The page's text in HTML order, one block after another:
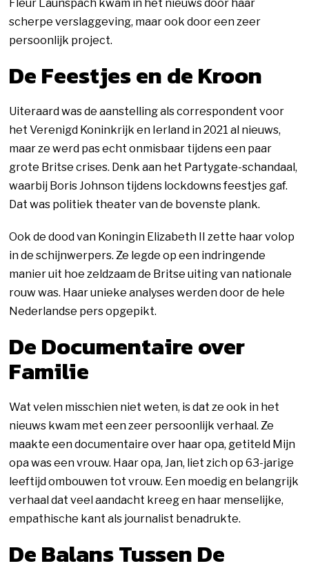
Fleur Launspach kwam in het nieuws door haar
scherpe verslaggeving, maar ook door een zeer
persoonlijk project.
De Feestjes en de Kroon
Uiteraard was de aanstelling als correspondent voor
het Verenigd Koninkrijk en Ierland in 2021 al nieuws,
maar ze werd pas echt onmisbaar tijdens een paar
grote Britse crises. Denk aan het Partygate-schandaal,
waarbij Boris Johnson tijdens lockdowns feestjes gaf.
Dat was politiek theater van de bovenste plank.
Ook de dood van Koningin Elizabeth II zette haar volop
in de schijnwerpers. Ze legde op een indringende
manier uit hoe zeldzaam de Britse uiting van nationale
rouw was. Haar unieke analyses werden door de hele
Nederlandse pers opgepikt.
De Documentaire over
Familie
Wat velen misschien niet weten, is dat ze ook in het
nieuws kwam met een zeer persoonlijk verhaal. Ze
maakte een documentaire over haar opa, getiteld Mijn
opa was een vrouw. Haar opa, Jan, liet zich op 63-jarige
leeftijd ombouwen tot vrouw. Een moedig en belangrijk
verhaal dat veel aandacht kreeg en haar menselijke,
empathische kant als journalist benadrukte.
De Balans Tussen De